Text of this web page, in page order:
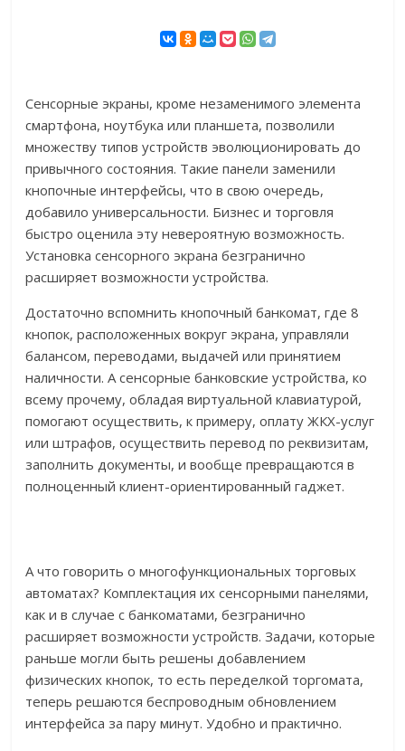
Сенсорные экраны, кроме незаменимого элемента
смартфона, ноутбука или планшета, позволили
множеству типов устройств эволюционировать до
привычного состояния. Такие панели заменили
кнопочные интерфейсы, что в свою очередь,
добавило универсальности. Бизнес и торговля
быстро оценила эту невероятную возможность.
Установка сенсорного экрана безгранично
расширяет возможности устройства.
Достаточно вспомнить кнопочный банкомат, где 8
кнопок, расположенных вокруг экрана, управляли
балансом, переводами, выдачей или принятием
наличности. А сенсорные банковские устройства, ко
всему прочему, обладая виртуальной клавиатурой,
помогают осуществить, к примеру, оплату ЖКХ-услуг
или штрафов, осуществить перевод по реквизитам,
заполнить документы, и вообще превращаются в
полноценный клиент-ориентированный гаджет.
А что говорить о многофункциональных торговых
автоматах? Комплектация их сенсорными панелями,
как и в случае с банкоматами, безгранично
расширяет возможности устройств. Задачи, которые
раньше могли быть решены добавлением
физических кнопок, то есть переделкой торгомата,
теперь решаются беспроводным обновлением
интерфейса за пару минут. Удобно и практично.